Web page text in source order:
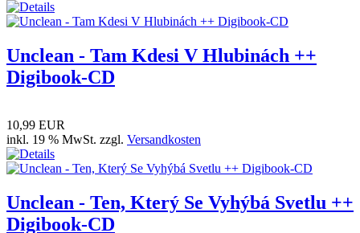
Unclean - Tam Kdesi V Hlubinách ++
Digibook-CD
10,99 EUR
inkl. 19 % MwSt. zzgl. Versandkosten
Unclean - Ten, Který Se Vyhýbá Svetlu ++
Digibook-CD